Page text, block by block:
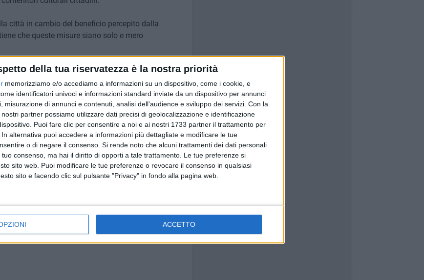
della tua riservatezza è la nostra priorità
memorizziamo e/o accediamo a informazioni su un dispositivo, come i cookie, e
identificatori univoci e informazioni standard inviate da un dispositivo per annunci
misurazione di annunci e contenuti, analisi dell'audience e sviluppo dei servizi. Con la
partner possiamo utilizzare dati precisi di geolocalizzazione e identificazione
Puoi fare clic per consentire a noi e ai nostri 1733 partner il trattamento per
alternativa puoi accedere a informazioni più dettagliate e modificare le tue
o di negare il consenso. Si rende noto che alcuni trattamenti dei dati personali
consenso, ma hai il diritto di opporti a tale trattamento. Le tue preferenze si
sito web. Puoi modificare le tue preferenze o revocare il consenso in qualsiasi
sito e facendo clic sul pulsante "Privacy" in fondo alla pagina web.
ACCETTO
città in cambio del beneficio percepito dalla
che queste misure siano solo e mero
al Dirigente Alessandro Attolico e alle assistenti
Roberta Rigante e con il Dirigente della
e competenza hanno condotto tutta la
lavorato agli adempimenti necessari perché in
queste forme virtuose di collaborazione con i
8 AGOSTO 2026
Massimiliano Galasso